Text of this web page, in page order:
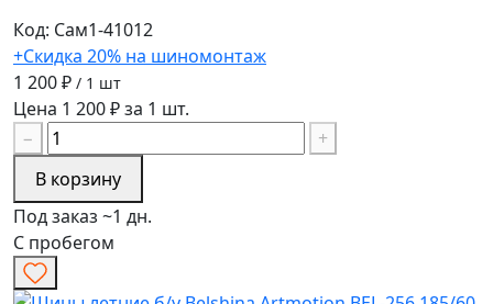
Код: Сам1-41012
+Скидка 20% на шиномонтаж
1 200 ₽ / 1 шт
Цена 1 200 ₽ за 1 шт.
−
+
В корзину
Под заказ ~1 дн.
С пробегом